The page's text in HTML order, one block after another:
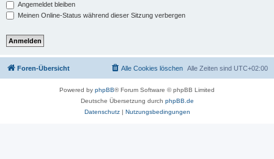
Angemeldet bleiben
Meinen Online-Status während dieser Sitzung verbergen
Foren-Übersicht Alle Zeiten sind UTC+02:00
Alle Cookies löschen
Powered by phpBB® Forum Software © phpBB Limited
Deutsche Übersetzung durch phpBB.de
Datenschutz| Nutzungsbedingungen